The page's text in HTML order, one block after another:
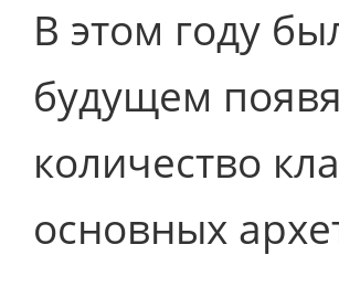
В этом году
будущем
количество
основных